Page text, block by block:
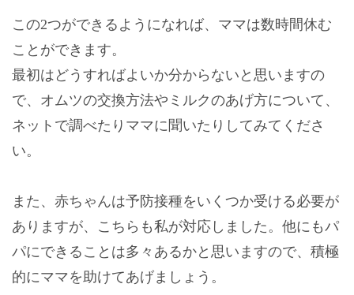
この2つができるようになれば、ママは数時間休む
ことができます。
最初はどうすればよいか分からないと思いますの
で、オムツの交換方法やミルクのあげ方について、
ネットで調べたりママに聞いたりしてみてくださ
い。
また、赤ちゃんは予防接種をいくつか受ける必要が
ありますが、こちらも私が対応しました。他にもパ
パにできることは多々あるかと思いますので、積極
的にママを助けてあげましょう。